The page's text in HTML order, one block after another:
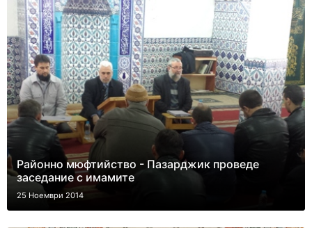
Районно мюфтийство - Пазарджик проведе
заседание с имамите
25 Ноември 2014